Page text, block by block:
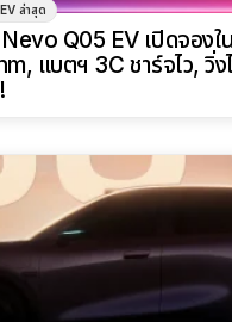
ล่าสุด
Q05 EV เปิดจองใ
แบตฯ 3C ชาร์จไว, วิ่